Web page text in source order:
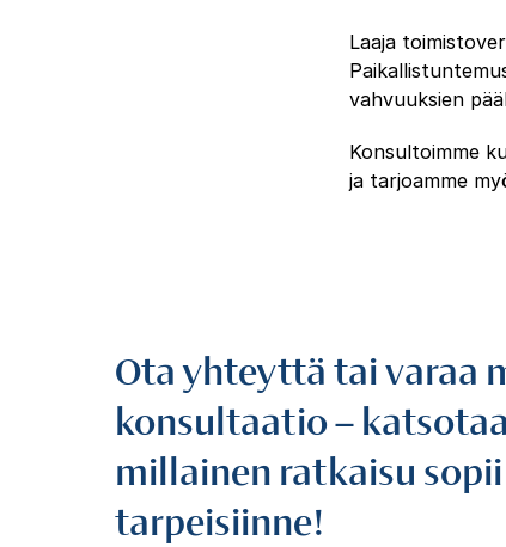
Laaja
vahvuuksien
Konsultoimme
ja tarjoamme
Ota yhteyttä tai varaa
konsultaatio –
millainen ratkaisu
tarpeisiinne!